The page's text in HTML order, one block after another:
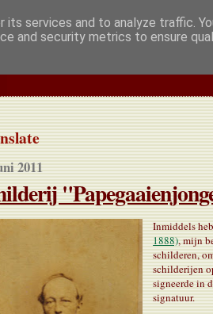
2011
Inmiddels
1888), mijn
schilderen,
schilderijen
signeerde in
signatuur.
services and to analyze traffic.
and security metrics to ensure